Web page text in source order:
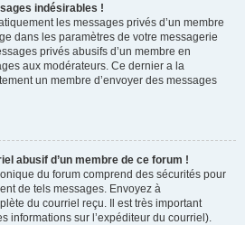
indésirables !
les messages privés d’un membre
dans les paramètres de votre messagerie
privés abusifs d’un membre en
aux modérateurs. Ce dernier a la
un membre d’envoyer des messages
abusif d’un membre de ce forum !
du forum comprend des sécurités pour
de tels messages. Envoyez à
du courriel reçu. Il est très important
informations sur l’expéditeur du courriel).